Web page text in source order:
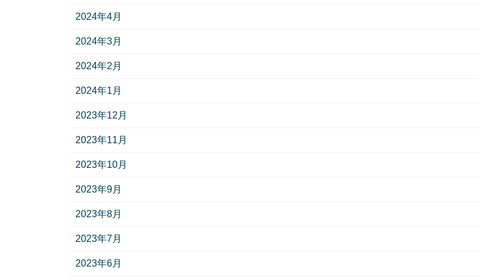
2024年4月
2024年3月
2024年2月
2024年1月
2023年12月
2023年11月
2023年10月
2023年9月
2023年8月
2023年7月
2023年6月